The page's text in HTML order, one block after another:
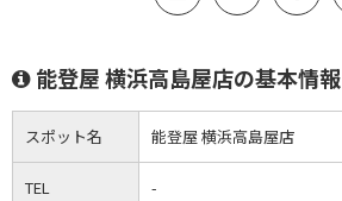
能登屋 横浜高島屋店の基本情報
スポット名 能登屋 横浜高島屋店
TEL -